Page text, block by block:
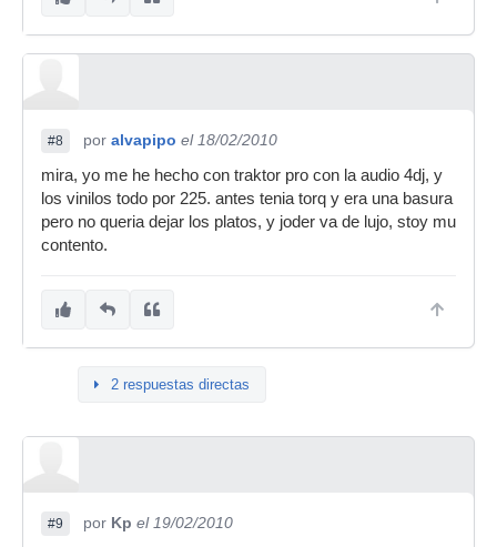
#8 por alvapipo el 18/02/2010
mira, yo me he hecho con traktor pro con la audio 4dj, y
los vinilos todo por 225. antes tenia torq y era una basura
pero no queria dejar los platos, y joder va de lujo, stoy mu
contento.
2 respuestas directas
#9 por Kp el 19/02/2010